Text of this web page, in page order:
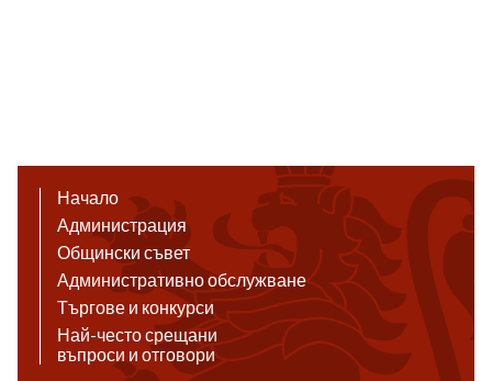
Начало
Администрация
Общински съвет
Административно обслужване
Търгове и конкурси
Най-често срещани
въпроси и отговори